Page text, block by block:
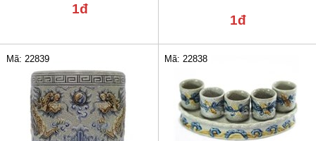
1đ
1đ
Mã: 22839 Mã: 22838